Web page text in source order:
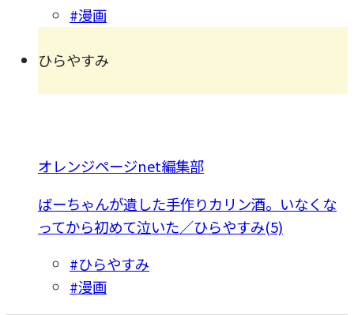
#漫画
ひらやすみ
オレンジページnet編集部
ばーちゃんが遺した手作りカリン酒。いなくな
ってから初めて泣いた／ひらやすみ(5)
#ひらやすみ
#漫画